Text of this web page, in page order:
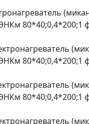
80*40;0,4*200;1